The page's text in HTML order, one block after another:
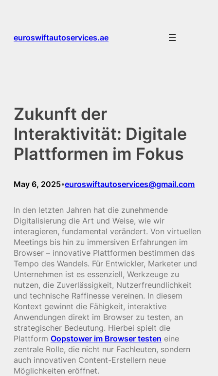
euroswiftautoservices.ae
Zukunft der
Interaktivität: Digitale
Plattformen im Fokus
May 6, 2025•euroswiftautoservices@gmail.com
In den letzten Jahren hat die zunehmende
Digitalisierung die Art und Weise, wie wir
interagieren, fundamental verändert. Von virtuellen
Meetings bis hin zu immersiven Erfahrungen im
Browser – innovative Plattformen bestimmen das
Tempo des Wandels. Für Entwickler, Marketer und
Unternehmen ist es essenziell, Werkzeuge zu
nutzen, die Zuverlässigkeit, Nutzerfreundlichkeit
und technische Raffinesse vereinen. In diesem
Kontext gewinnt die Fähigkeit, interaktive
Anwendungen direkt im Browser zu testen, an
strategischer Bedeutung. Hierbei spielt die
Plattform Oopstower im Browser testen eine
zentrale Rolle, die nicht nur Fachleuten, sondern
auch innovativen Content-Erstellern neue
Möglichkeiten eröffnet.